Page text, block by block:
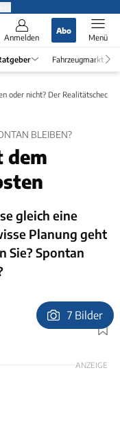
Anmelden
Abo
Menü
Fahrzeugmarkt
oder nicht? Der Realitätscheck
BLEIBEN?
dem
gleich eine
Planung geht
Sie? Spontan
Kevin Dodge via GettyImages
7 Bilder
ANZEIGE